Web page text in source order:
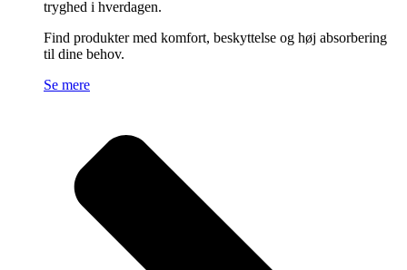
tryghed i hverdagen.
Find produkter med komfort, beskyttelse og høj absorbering
til dine behov.
Se mere